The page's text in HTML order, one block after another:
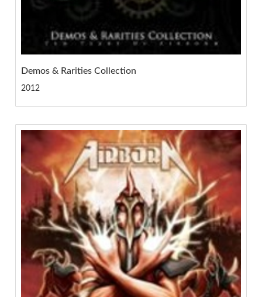
Demos & Rarities Collection
2012